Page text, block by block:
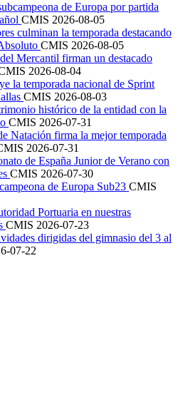
de Europa por partida
CMIS 2026-08-05
culminan la temporada destacando
CMIS 2026-08-05
Mercantil firman un destacado
2026-08-04
la temporada nacional de Sprint
CMIS 2026-08-03
histórico de la entidad con la
CMIS 2026-07-31
Natación firma la mejor temporada
2026-07-31
de España Junior de Verano con
CMIS 2026-07-30
de Europa Sub23 CMIS
Portuaria en nuestras
CMIS 2026-07-23
dirigidas del gimnasio del 3 al
07-22